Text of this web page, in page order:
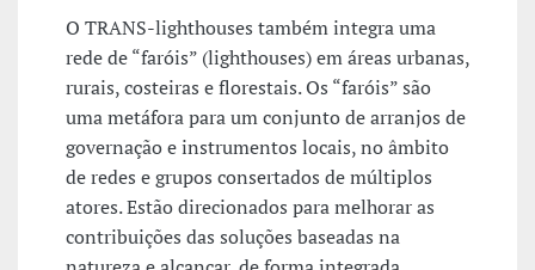
O TRANS-lighthouses também integra uma
rede de “faróis” (lighthouses) em áreas urbanas,
rurais, costeiras e florestais. Os “faróis” são
uma metáfora para um conjunto de arranjos de
governação e instrumentos locais, no âmbito
de redes e grupos consertados de múltiplos
atores. Estão direcionados para melhorar as
contribuições das soluções baseadas na